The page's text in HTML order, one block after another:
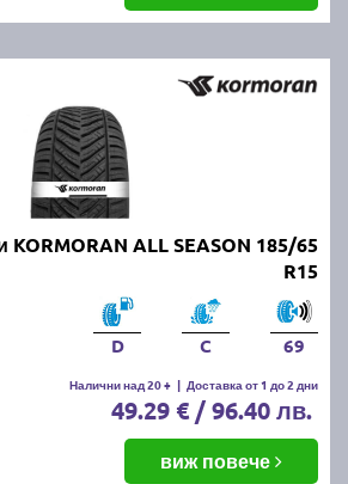
KORMORAN ALL SEASON 185/65
R15
D C 69
Налични над 20 + | Доставка от 1 до 2 дни
49.29 € / 96.40 лв.
виж повече